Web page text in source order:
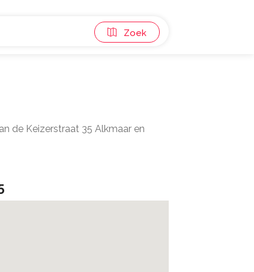
Zoek
de Keizerstraat 35 Alkmaar en